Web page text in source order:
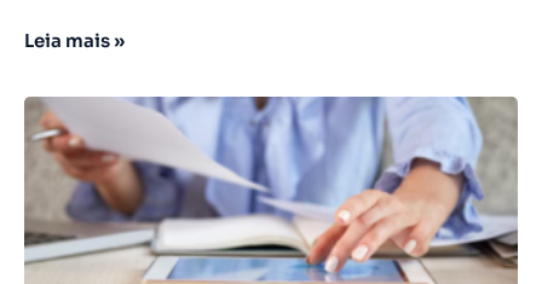
Leia mais »